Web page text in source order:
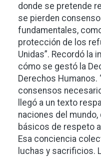
donde se pretende
se pierden
fundamentales,
protección de los
Unidas”. Recordó la
cómo se gestó la
Derechos Humanos.
consensos
llegó a un texto
naciones del
básicos de respeto
Esa conciencia
luchas y sacrificios.